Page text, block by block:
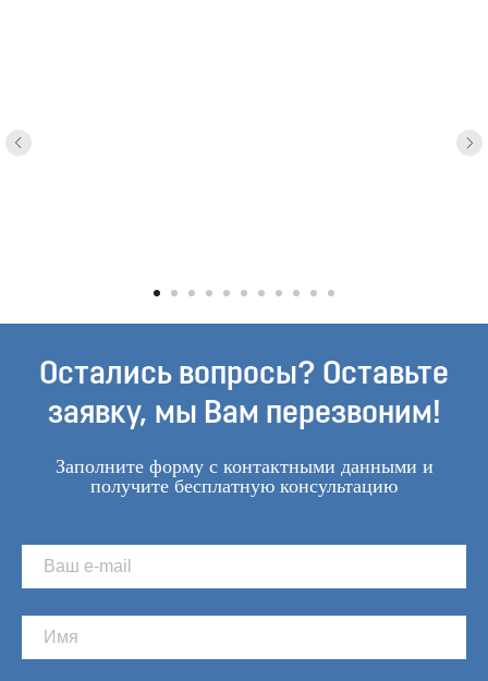
Остались вопросы? Оставьте
заявку, мы Вам перезвоним!
Заполните форму с контактными данными и
получите бесплатную консультацию